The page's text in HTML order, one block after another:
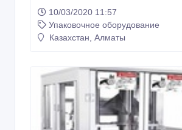
10/03/2020 11:57
Упаковочное оборудование
Казахстан, Алматы